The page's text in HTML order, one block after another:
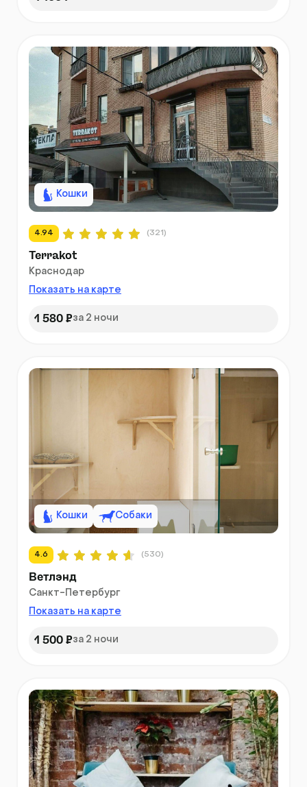
Кошки
4.94 (321)
Terrakot
Краснодар
Показать на карте
1 580 ₽за 2 ночи
Кошки Собаки
4.6 (530)
Ветлэнд
Санкт-Петербург
Показать на карте
1 500 ₽за 2 ночи